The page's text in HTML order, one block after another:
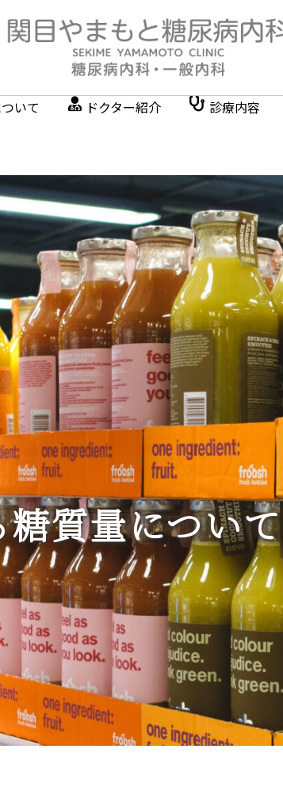
いて ドクター紹介 診療内容
質量につい